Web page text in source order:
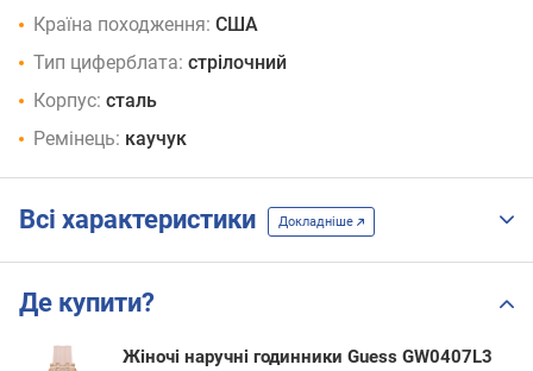
Країна походження: США
Тип циферблата: стрілочний
Корпус: сталь
Ремінець: каучук
Всі характеристики Докладніше
Де купити?
Жіночі наручні годинники Guess GW0407L3